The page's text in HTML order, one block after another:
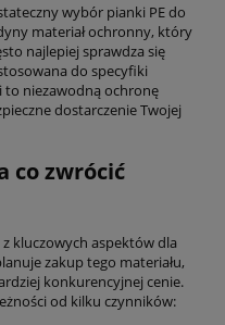
wybór pianki PE do
materiał ochronny, który
najlepiej sprawdza się
do specyfiki
to niezawodną ochronę
dostarczenie Twojej
co zwrócić
kluczowych aspektów dla
zakup tego materiału,
konkurencyjnej cenie.
od kilku czynników: